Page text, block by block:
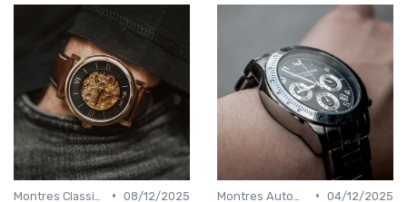
• 08/12/2025
• 04/12/2025